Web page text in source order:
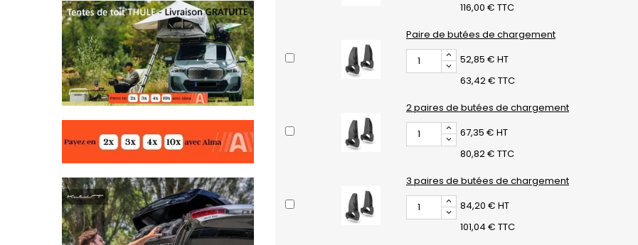
116,00 € TTC
Paire de butées de chargement
52,85 € HT
63,42 € TTC
2 paires de butées de chargement
67,35 € HT
80,82 € TTC
3 paires de butées de chargement
84,20 € HT
101,04 € TTC